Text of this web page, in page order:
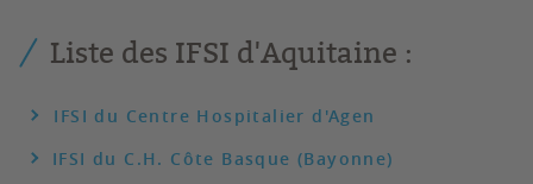
Liste des IFSI d'Aquitaine :
IFSI du Centre Hospitalier d'Agen
IFSI du C.H. Côte Basque (Bayonne)